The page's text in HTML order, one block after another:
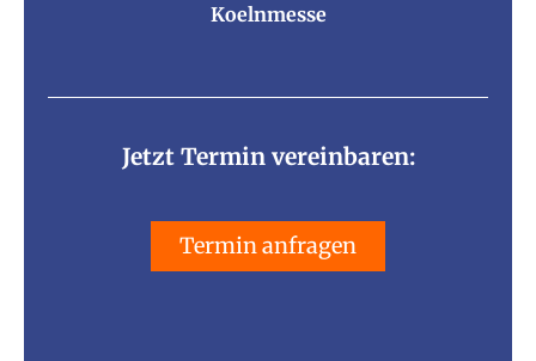
Koelnmesse
Jetzt Termin vereinbaren:
Termin anfragen